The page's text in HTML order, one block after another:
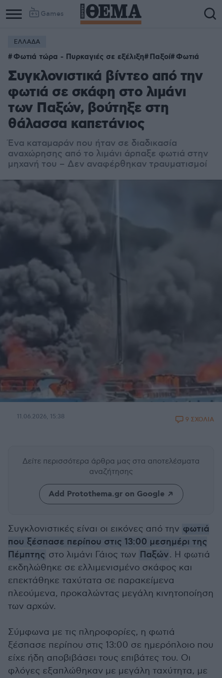
Games
Column
1
Column
ΕΛΛΑΔΑ
Φωτιά τώρα - Πυρκαγιές σε εξέλιξη Παξοί Φωτιά
Συγκλονιστικά βίντεο από την
φωτιά σε σκάφη στο λιμάνι
των Παξών, βούτηξε στη
θάλασσα καπετάνιος
Ένα καταμαράν που ήταν σε διαδικασία
αναχώρησης από το λιμάνι άρπαξε φωτιά στην
μηχανή του – Δεν αναφέρθηκαν τραυματισμοί
11.06.2026, 15:38 9 ΣΧΟΛΙΑ
Δείτε περισσότερα άρθρα μας στα αποτελέσματα
αναζήτησης
Add Protothema.gr on Google
Συγκλονιστικές είναι οι εικόνες από την φωτιά
που ξέσπασε περίπου στις 13:00 μεσημέρι της
Πέμπτης στο λιμάνι Γάιος των Παξών. Η φωτιά
εκδηλώθηκε σε ελλιμενισμένο σκάφος και
επεκτάθηκε ταχύτατα σε παρακείμενα
πλεούμενα, προκαλώντας μεγάλη κινητοποίηση
των αρχών.
Σύμφωνα με τις πληροφορίες, η φωτιά
ξέσπασε περίπου στις 13:00 σε ημερόπλοιο που
είχε ήδη αποβιβάσει τους επιβάτες του. Οι
φλόγες εξαπλώθηκαν με μεγάλη ταχύτητα, με